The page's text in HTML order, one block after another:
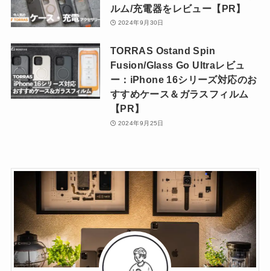
ルム/充電器をレビュー【PR】
2024年9月30日
TORRAS Ostand Spin
Fusion/Glass Go Ultraレビュ
ー：iPhone 16シリーズ対応のお
すすめケース＆ガラスフィルム
【PR】
2024年9月25日